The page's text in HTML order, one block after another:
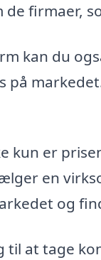
de firmaer,
kan du
på
kun er
en
og
til at tage